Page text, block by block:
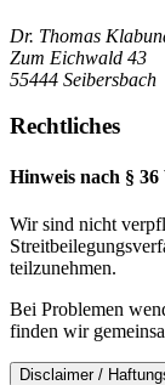
Dr. Thomas
Zum Eichwald 43
55444 Seibersbach
Rechtliches
Hinweis nach § 36
Wir sind nicht
teilzunehmen.
Bei Problemen
finden wir
Disclaimer /